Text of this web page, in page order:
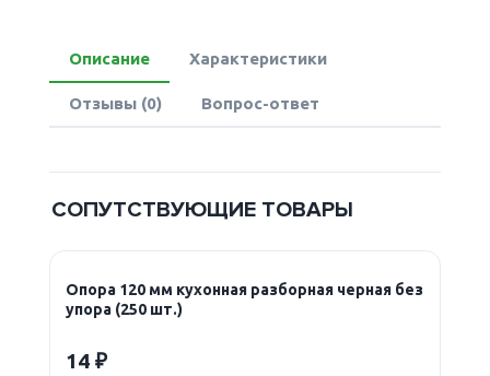
Описание Характеристики
Отзывы (0) Вопрос-ответ
СОПУТСТВУЮЩИЕ ТОВАРЫ
Опора 120 мм кухонная разборная черная без
упора (250 шт.)
14 ₽